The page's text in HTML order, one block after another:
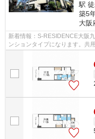
駅
築5
大阪
新着情報：S-RESIDENCE大阪
ンションタイプになります。共